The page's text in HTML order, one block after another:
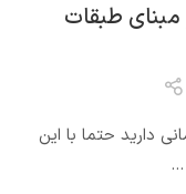
طبقات
دارید حتما با این